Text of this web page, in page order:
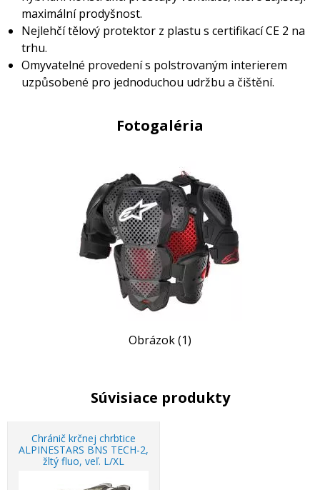
maximální prodyšnost.
Nejlehčí tělový protektor z plastu s certifikací CE 2 na
trhu.
Omyvatelné provedení s polstrovaným interierem
uzpůsobené pro jednoduchou udržbu a čištění.
Fotogaléria
Obrázok (1)
Súvisiace produkty
Chránič krčnej chrbtice
ALPINESTARS BNS TECH-2,
žltý fluo, veľ. L/XL